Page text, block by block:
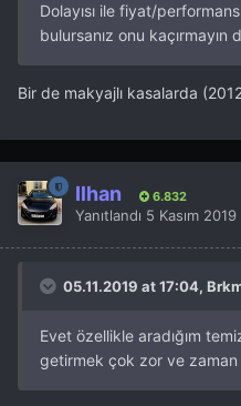
Dolayısı ile fiyat/
bulursanız onu kaçırmayın
Bir de makyajlı kasalarda
İlhan 6.832
Yanıtlandı 5 Kasım 2019
05.11.2019 at 17:04,
Evet özellikle aradığım
getirmek çok zor ve zaman